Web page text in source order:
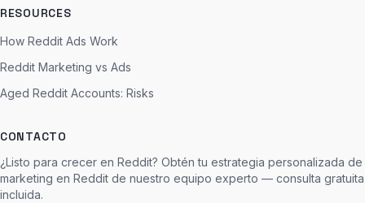
RESOURCES
How Reddit Ads Work
Reddit Marketing vs Ads
Aged Reddit Accounts: Risks
CONTACTO
¿Listo para crecer en Reddit? Obtén tu estrategia personalizada de
marketing en Reddit de nuestro equipo experto — consulta gratuita
incluida.